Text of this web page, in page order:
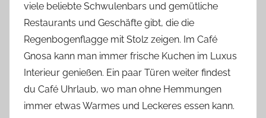
viele beliebte Schwulenbars und gemütliche
Restaurants und Geschäfte gibt, die die
Regenbogenflagge mit Stolz zeigen. Im Café
Gnosa kann man immer frische Kuchen im Luxus
Interieur genießen. Ein paar Türen weiter findest
du Café Uhrlaub, wo man ohne Hemmungen
immer etwas Warmes und Leckeres essen kann.